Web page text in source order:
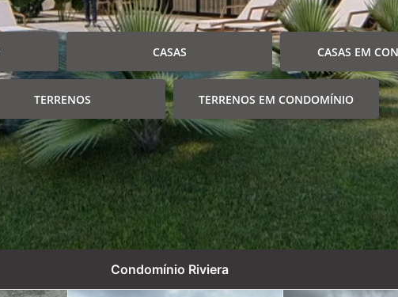
CASAS CASAS EM
TERRENOS TERRENOS EM CONDOMÍNIO
Condomínio Riviera